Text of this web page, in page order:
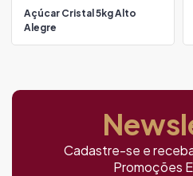
Açúcar Cristal 5kg Alto
Alegre
Cadastre-se e
Promoções